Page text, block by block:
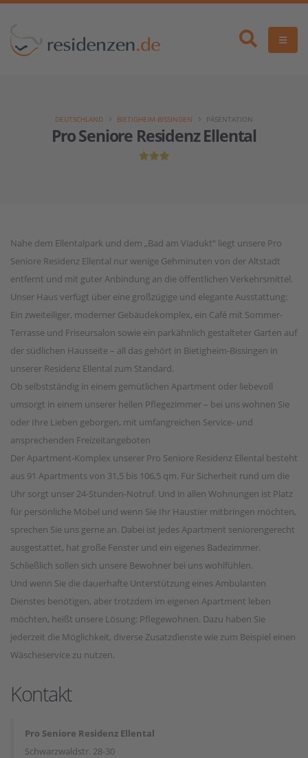
Pro Seniore Residenz Ellental
DEUTSCHLAND BIETIGHEIM-BISSINGEN PÄSENTATION
Nahe dem Ellentalpark und dem „Bad am Viadukt“ liegt unsere Pro
Seniore Residenz Ellental nur wenige Gehminuten von der Altstadt
entfernt und mit guter Anbindung an die öffentlichen Verkehrsmittel.
Unser Haus verfügt über eine großzügige und elegante Ausstattung:
Ein zweiteiliger, moderner Gebäudekomplex, ein Café mit Sommer-
Terrasse und Friseursalon sowie ein parkähnlich gestalteter Garten auf
der südlichen Hausseite – all das gehört in Bietigheim-Bissingen in
unserer Residenz Ellental zum Standard.
Ob selbstständig in einem gemütlichen Apartment oder liebevoll
umsorgt in einem unserer hellen Pflegezimmer – bei uns wohnen Sie
oder Ihre Lieben geborgen, mit umfangreichen Service- und
ansprechenden Freizeitangeboten
Der Apartment-Komplex unserer Pro Seniore Residenz Ellental besteht
aus 91 Apartments von 31,5 bis 106,5 qm. Für Sicherheit rund um die
Uhr sorgt unser 24-Stunden-Notruf. Und in allen Wohnungen ist Platz
für persönliche Möbel und wenn Sie Ihr Haustier mitbringen möchten,
sprechen Sie uns gerne an. Dabei ist jedes Apartment seniorengerecht
ausgestattet, hat große Fenster und ein eigenes Badezimmer.
Schließlich sollen sich unsere Bewohner bei uns wohlfühlen.
Und wenn Sie die dauerhafte Unterstützung eines Ambulanten
Dienstes benötigen, aber trotzdem im eigenen Apartment leben
möchten, heißt unsere Lösung: Pflegewohnen. Dazu haben Sie
jederzeit die Möglichkeit, diverse Zusatzdienste wie zum Beispiel einen
Wäscheservice zu nutzen.
Kontakt
Pro Seniore Residenz Ellental
Schwarzwaldstr. 28-30